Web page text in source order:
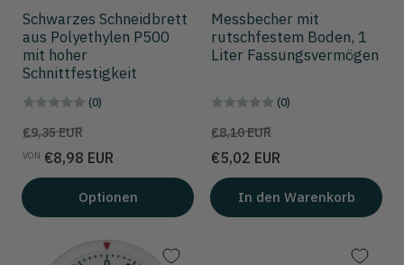
Schwarzes Schneidbrett
aus Polyethylen P500
mit hoher
Schnittfestigkeit
(0)
Preis
€9,35 EUR
VON €8,98 EUR
Optionen
Messbecher mit
rutschfestem Boden, 1
Liter Fassungsvermögen
(0)
Preis
€8,10 EUR
€5,02 EUR
In den Warenkorb